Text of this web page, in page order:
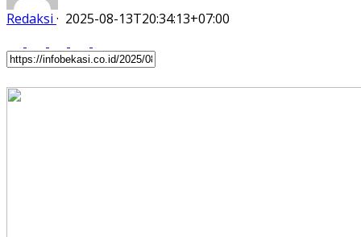
Redaksi · 2025-08-13T20:34:13+07:00